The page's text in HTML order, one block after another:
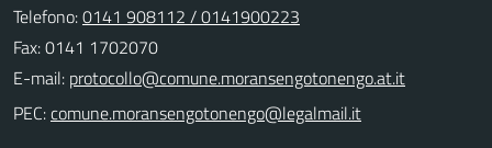
Telefono:0141 908112 / 0141900223
Fax: 0141 1702070
E-mail:
PEC: